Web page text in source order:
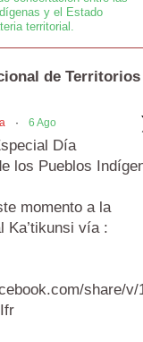
y el Estado
territorial.
de Territorios
· 6 Ago
Día
los Pueblos
momento a la
Ka’tikunsi vía :
share/v/